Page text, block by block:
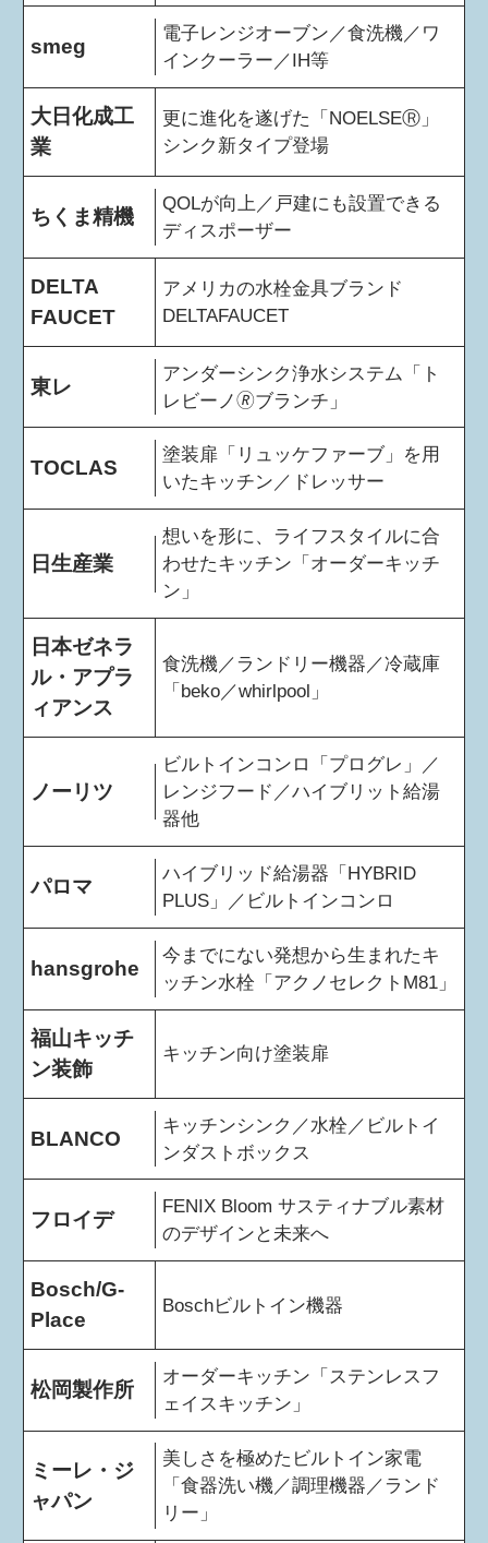
smeg
電子レンジオーブン／食洗機／ワ
インクーラー／IH等
大日化成工
業
更に進化を遂げた「NOELSEⓇ」
シンク新タイプ登場
ちくま精機
QOLが向上／戸建にも設置できる
ディスポーザー
DELTA
FAUCET
アメリカの水栓金具ブランド
DELTAFAUCET
東レ
アンダーシンク浄水システム「ト
レビーノ🄬ブランチ」
TOCLAS
塗装扉「リュッケファーブ」を用
いたキッチン／ドレッサー
日生産業
想いを形に、ライフスタイルに合
わせたキッチン「オーダーキッチ
ン」
日本ゼネラ
ル・アプラ
ィアンス
食洗機／ランドリー機器／冷蔵庫
「beko／whirlpool」
ノーリツ
ビルトインコンロ「プログレ」／
レンジフード／ハイブリット給湯
器他
パロマ
ハイブリッド給湯器「HYBRID
PLUS」／ビルトインコンロ
hansgrohe
今までにない発想から生まれたキ
ッチン水栓「アクノセレクトM81」
福山キッチ
ン装飾
キッチン向け塗装扉
BLANCO
キッチンシンク／水栓／ビルトイ
ンダストボックス
フロイデ
FENIX Bloom サスティナブル素材
のデザインと未来へ
Bosch/G-
Place
Boschビルトイン機器
松岡製作所
オーダーキッチン「ステンレスフ
ェイスキッチン」
ミーレ・ジ
ャパン
美しさを極めたビルトイン家電
「食器洗い機／調理機器／ランド
リー」